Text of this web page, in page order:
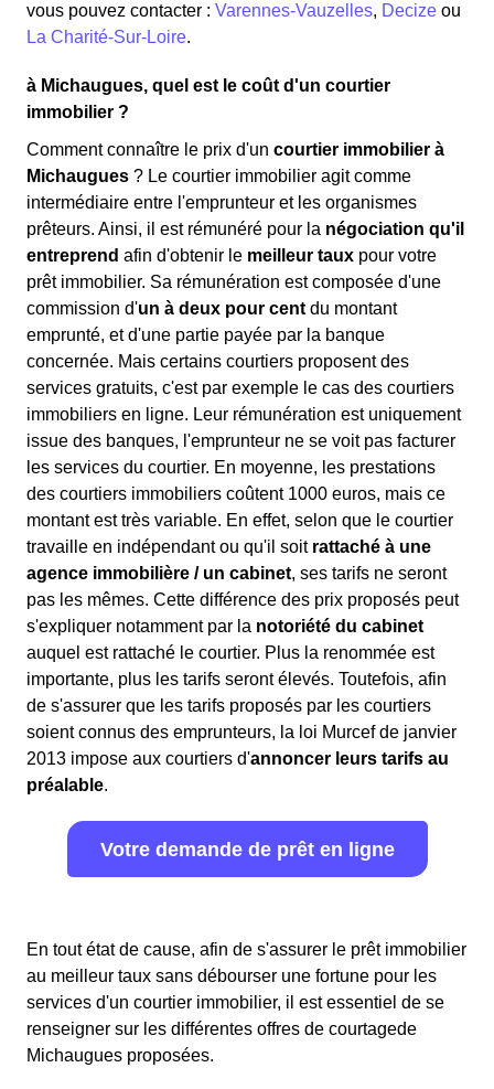
vous pouvez contacter : Varennes-Vauzelles, Decize ou
La Charité-Sur-Loire.
à Michaugues, quel est le coût d'un courtier
immobilier ?
Comment connaître le prix d'un courtier immobilier à
Michaugues ? Le courtier immobilier agit comme
intermédiaire entre l'emprunteur et les organismes
prêteurs. Ainsi, il est rémunéré pour la négociation qu'il
entreprend afin d'obtenir le meilleur taux pour votre
prêt immobilier. Sa rémunération est composée d'une
commission d'un à deux pour cent du montant
emprunté, et d'une partie payée par la banque
concernée. Mais certains courtiers proposent des
services gratuits, c'est par exemple le cas des courtiers
immobiliers en ligne. Leur rémunération est uniquement
issue des banques, l'emprunteur ne se voit pas facturer
les services du courtier. En moyenne, les prestations
des courtiers immobiliers coûtent 1000 euros, mais ce
montant est très variable. En effet, selon que le courtier
travaille en indépendant ou qu'il soit rattaché à une
agence immobilière / un cabinet, ses tarifs ne seront
pas les mêmes. Cette différence des prix proposés peut
s'expliquer notamment par la notoriété du cabinet
auquel est rattaché le courtier. Plus la renommée est
importante, plus les tarifs seront élevés. Toutefois, afin
de s'assurer que les tarifs proposés par les courtiers
soient connus des emprunteurs, la loi Murcef de janvier
2013 impose aux courtiers d'annoncer leurs tarifs au
préalable.
Votre demande de prêt en ligne
En tout état de cause, afin de s'assurer le prêt immobilier
au meilleur taux sans débourser une fortune pour les
services d'un courtier immobilier, il est essentiel de se
renseigner sur les différentes offres de courtagede
Michaugues proposées.